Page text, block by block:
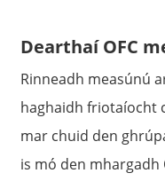
Dearthaí OFC
Rinneadh measúnú
haghaidh friotaíocht
mar chuid den
is mó den mhargadh